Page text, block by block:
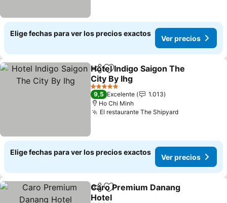
Elige fechas para ver los precios exactos
Ver precios
CompartirAgregar a favoritos
Hotel Indigo Saigon The
City By Ihg
Ver precios
5 Estrellas
9,5 Excelente
1.013
Ho Chi Minh
El restaurante The ShipyardVer precios
Elige fechas para ver los precios exactos
Ver precios
CompartirAgregar a favoritos
Caro Premium Danang
Hotel